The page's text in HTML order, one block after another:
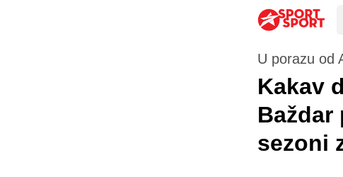
U porazu od
Kakav
sezoni